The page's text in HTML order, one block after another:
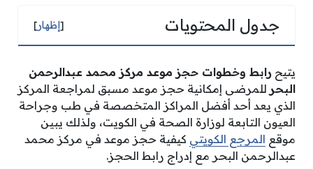
جدول المحتويات [إظهار]
يتيح رابط وخطوات حجز موعد مركز محمد عبدالرحمن
البحر للمرضى إمكانية حجز موعد مسبق لمراجعة المركز
الذي يعد أحد أفضل المراكز المتخصصة في طب وجراحة
العيون التابعة لوزارة الصحة في الكويت، ولذلك يبين
موقع المرجع الكويتي كيفية حجز موعد في مركز محمد
عبدالرحمن البحر مع إدراج رابط الحجز.